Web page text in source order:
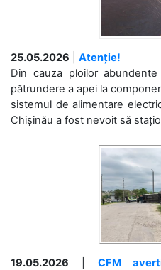
25.05.2026
Atenție!
Din cauza ploilor
pătrundere a apei la
sistemul de alimentare
Chișinău a fost nevoit să
19.05.2026
CFM